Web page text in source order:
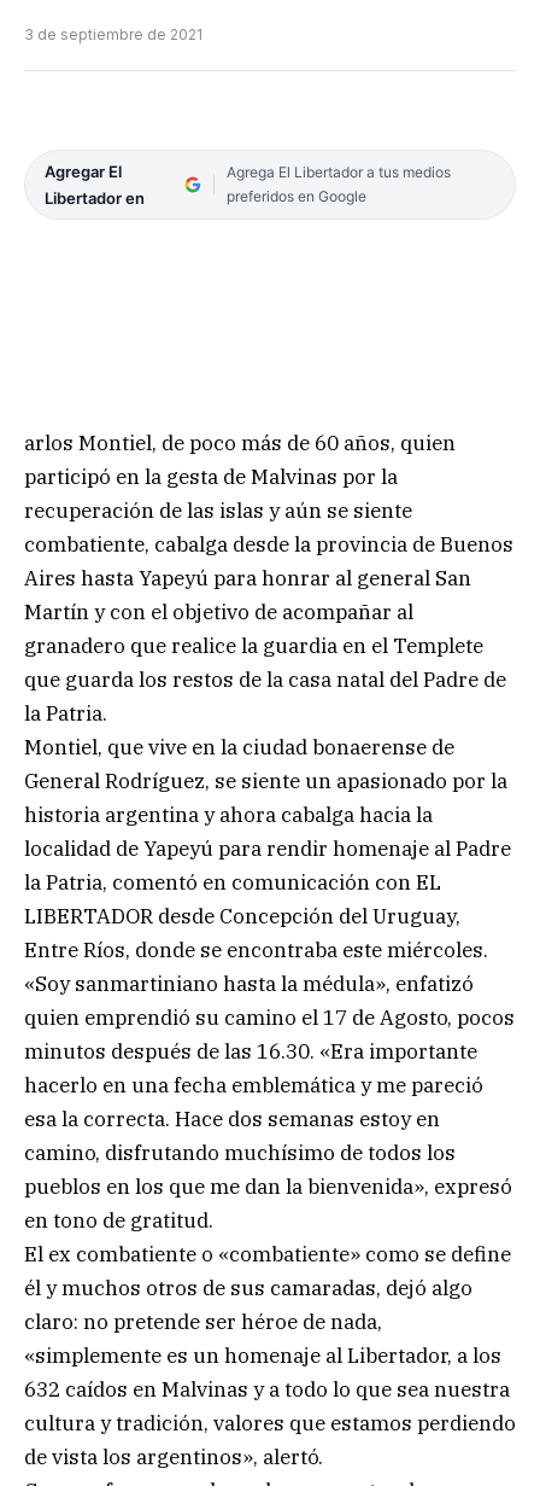
3 de septiembre de 2021
Agregar El
Libertador en
Agrega El Libertador a tus medios
preferidos en Google
arlos Montiel, de poco más de 60 años, quien
participó en la gesta de Malvinas por la
recuperación de las islas y aún se siente
combatiente, cabalga desde la provincia de Buenos
Aires hasta Yapeyú para honrar al general San
Martín y con el objetivo de acompañar al
granadero que realice la guardia en el Templete
que guarda los restos de la casa natal del Padre de
la Patria.
Montiel, que vive en la ciudad bonaerense de
General Rodríguez, se siente un apasionado por la
historia argentina y ahora cabalga hacia la
localidad de Yapeyú para rendir homenaje al Padre
la Patria, comentó en comunicación con EL
LIBERTADOR desde Concepción del Uruguay,
Entre Ríos, donde se encontraba este miércoles.
«Soy sanmartiniano hasta la médula», enfatizó
quien emprendió su camino el 17 de Agosto, pocos
minutos después de las 16.30. «Era importante
hacerlo en una fecha emblemática y me pareció
esa la correcta. Hace dos semanas estoy en
camino, disfrutando muchísimo de todos los
pueblos en los que me dan la bienvenida», expresó
en tono de gratitud.
El ex combatiente o «combatiente» como se define
él y muchos otros de sus camaradas, dejó algo
claro: no pretende ser héroe de nada,
«simplemente es un homenaje al Libertador, a los
632 caídos en Malvinas y a todo lo que sea nuestra
cultura y tradición, valores que estamos perdiendo
de vista los argentinos», alertó.